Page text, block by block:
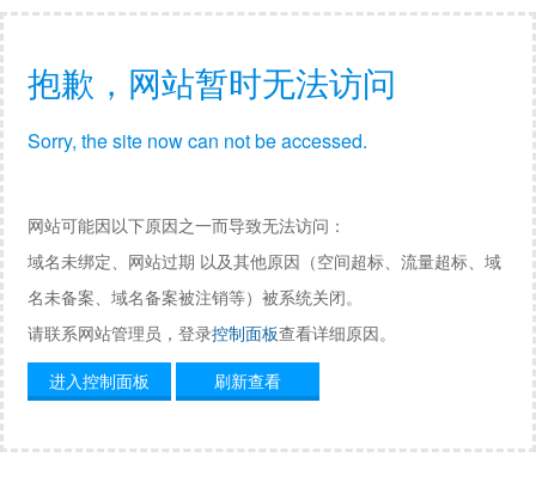
抱歉，网站暂时无法访问
Sorry, the site now can not be accessed.
网站可能因以下原因之一而导致无法访问：
域名未绑定、网站过期 以及其他原因（空间超标、流量超标、域
名未备案、域名备案被注销等）被系统关闭。
请联系网站管理员，登录控制面板查看详细原因。
进入控制面板
刷新查看